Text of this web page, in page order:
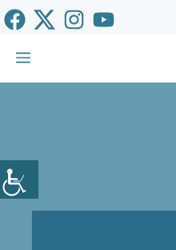
Saltar
al
contenido
Menú